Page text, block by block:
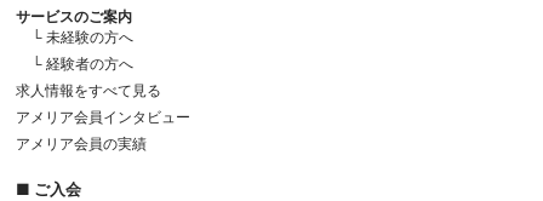
サービスのご案内
└ 未経験の方へ
└ 経験者の方へ
求人情報をすべて見る
アメリア会員インタビュー
アメリア会員の実績
■ ご入会